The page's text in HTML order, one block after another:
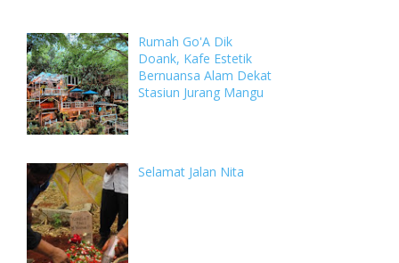
Rumah Go'A Dik
Doank, Kafe Estetik
Bernuansa Alam Dekat
Stasiun Jurang Mangu
Selamat Jalan Nita